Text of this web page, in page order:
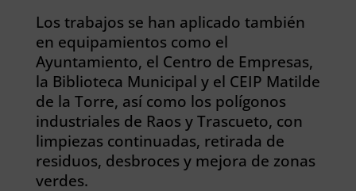
Los trabajos se han aplicado también
en equipamientos como el
Ayuntamiento, el Centro de Empresas,
la Biblioteca Municipal y el CEIP Matilde
de la Torre, así como los polígonos
industriales de Raos y Trascueto, con
limpiezas continuadas, retirada de
residuos, desbroces y mejora de zonas
verdes.